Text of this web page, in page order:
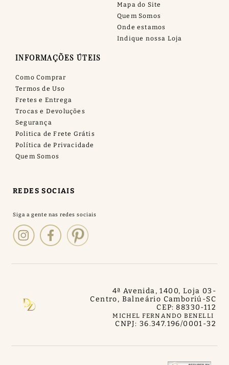
Mapa do Site
Quem Somos
Onde estamos
Indique nossa Loja
INFORMAÇÕES ÚTEIS
Como Comprar
Termos de Uso
Fretes e Entrega
Trocas e Devoluções
Segurança
Politica de Frete Grátis
Política de Privacidade
Quem Somos
REDES SOCIAIS
MICHEL FERNANDO BENELLI
4ª Avenida, 1400, Loja 03 -
Centro, Balneário Camboriú-SC
CEP: 88330-112
CNPJ: 36.347.196/0001-32